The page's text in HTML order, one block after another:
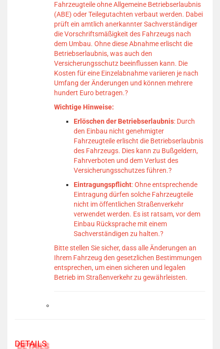
Fahrzeugteile ohne Allgemeine Betriebserlaubnis
(ABE) oder Teilegutachten verbaut werden. Dabei
prüft ein amtlich anerkannter Sachverständiger
die Vorschriftsmäßigkeit des Fahrzeugs nach
dem Umbau. Ohne diese Abnahme erlischt die
Betriebserlaubnis, was auch den
Versicherungsschutz beeinflussen kann. Die
Kosten für eine Einzelabnahme variieren je nach
Umfang der Änderungen und können mehrere
hundert Euro betragen.?
Wichtige Hinweise:
Erlöschen der Betriebserlaubnis: Durch
den Einbau nicht genehmigter
Fahrzeugteile erlischt die Betriebserlaubnis
des Fahrzeugs. Dies kann zu Bußgeldern,
Fahrverboten und dem Verlust des
Versicherungsschutzes führen.?
Eintragungspflicht:Ohne entsprechende
Eintragung dürfen solche Fahrzeugteile
nicht im öffentlichen Straßenverkehr
verwendet werden. Es ist ratsam, vor dem
Einbau Rücksprache mit einem
Sachverständigen zu halten.?
Bitte stellen Sie sicher, dass alle Änderungen an
Ihrem Fahrzeug den gesetzlichen Bestimmungen
entsprechen, um einen sicheren und legalen
Betrieb im Straßenverkehr zu gewährleisten.
DETAILS